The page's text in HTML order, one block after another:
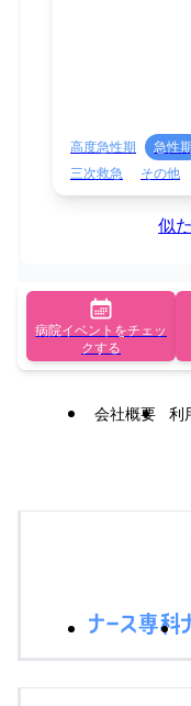
高度急性期 急性期
三次救急
その他
似
病院イベントをチェッ
クする
会社概要 利